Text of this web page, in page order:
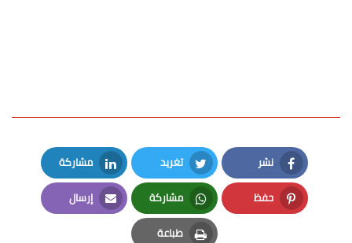
نشر
Facebook
تغريد
Twitter
مشاركة
LinkedIn
حفظ
Pinterest
مشاركة
Whatsapp
إرسال
Email
طباعة